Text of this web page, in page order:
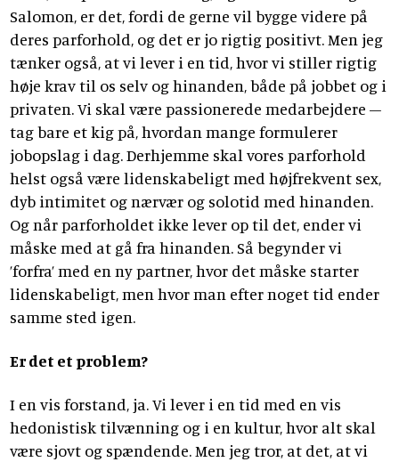
Salomon, er det, fordi de gerne vil bygge videre på
deres parforhold, og det er jo rigtig positivt. Men jeg
tænker også, at vi lever i en tid, hvor vi stiller rigtig
høje krav til os selv og hinanden, både på jobbet og i
privaten. Vi skal være passionerede medarbejdere –
tag bare et kig på, hvordan mange formulerer
jobopslag i dag. Derhjemme skal vores parforhold
helst også være lidenskabeligt med højfrekvent sex,
dyb intimitet og nærvær og solotid med hinanden.
Og når parforholdet ikke lever op til det, ender vi
måske med at gå fra hinanden. Så begynder vi
’forfra’ med en ny partner, hvor det måske starter
lidenskabeligt, men hvor man efter noget tid ender
samme sted igen.
Er det et problem?
I en vis forstand, ja. Vi lever i en tid med en vis
hedonistisk tilvænning og i en kultur, hvor alt skal
være sjovt og spændende. Men jeg tror, at det, at vi